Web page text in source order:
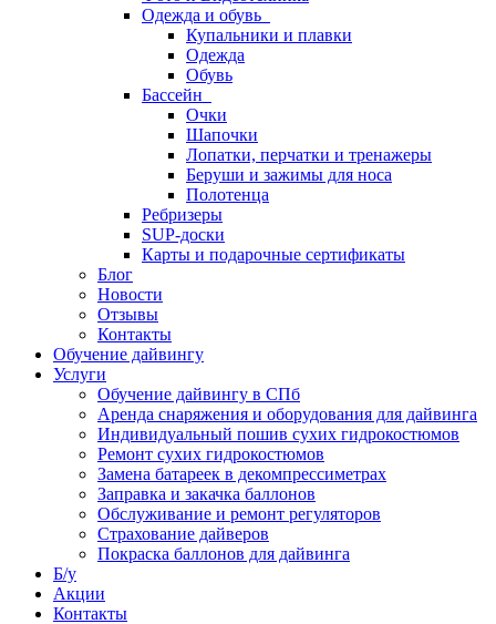
Одежда и обувь
Купальники и плавки
Одежда
Обувь
Бассейн
Очки
Шапочки
Лопатки, перчатки и тренажеры
Беруши и зажимы для носа
Полотенца
Ребризеры
SUP-доски
Карты и подарочные сертификаты
Блог
Новости
Отзывы
Контакты
Обучение дайвингу
Услуги
Обучение дайвингу в СПб
Аренда снаряжения и оборудования для дайвинга
Индивидуальный пошив сухих гидрокостюмов
Ремонт сухих гидрокостюмов
Замена батареек в декомпрессиметрах
Заправка и закачка баллонов
Обслуживание и ремонт регуляторов
Страхование дайверов
Покраска баллонов для дайвинга
Б/у
Акции
Контакты